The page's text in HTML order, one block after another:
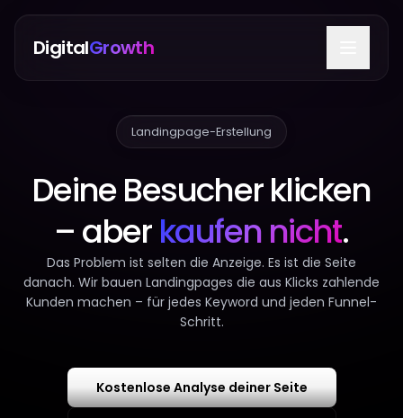
DigitalGrowth
Landingpage-Erstellung
Deine Besucher klicken
– aberkaufen nicht.
Das Problem ist selten die Anzeige. Es ist die Seite
danach. Wir bauen Landingpages die aus Klicks zahlende
Kunden machen – für jedes Keyword und jeden Funnel-
Schritt.
Kostenlose Analyse deiner Seite